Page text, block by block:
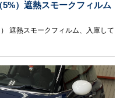
）遮熱スモークフィルム
遮熱スモークフィルム、入庫して